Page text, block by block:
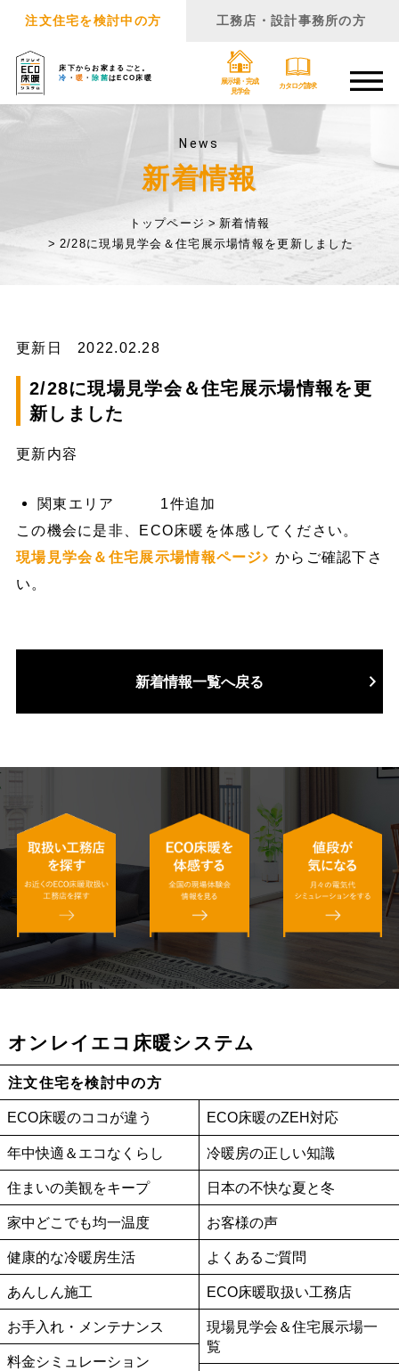
床下からお家まるごと。
冷 ・ 暖 ・ 除菌はECO床暖
展示場・完成
見学会
カタログ請求
注文住宅を検討中の方 工務店・設計事務所の方
News
新着情報
トップページ
新着情報
2/28に現場見学会＆住宅展示場情報を更新しました
更新日 2022.02.28
2/28に現場見学会＆住宅展示場情報を更
新しました
更新内容
関東エリア 1件追加
この機会に是非、ECO床暖を体感してください。
現場見学会＆住宅展示場情報ページ
からご確認下さ
い。
新着情報一覧へ戻る
オンレイエコ床暖システム
注文住宅を検討中の方
ECO床暖のココが違う
年中快適＆エコなくらし
住まいの美観をキープ
家中どこでも均一温度
健康的な冷暖房生活
あんしん施工
お手入れ・メンテナンス
料金シミュレーション
ECO床暖のZEH対応
冷暖房の正しい知識
日本の不快な夏と冬
お客様の声
よくあるご質問
ECO床暖取扱い工務店
現場見学会＆住宅展示場一
覧